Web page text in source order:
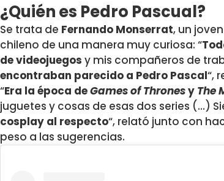
¿Quién es Pedro Pascual?
Se trata de Fernando Monserrat, un
chileno de una manera muy curiosa: “
de videojuegos y mis compañeros de
encontraban parecido a Pedro Pascal“,
“Era la época deGames of Thronesy The
juguetes y cosas de esas dos series (…)
cosplay al respecto“, relató junto con
peso a las sugerencias.